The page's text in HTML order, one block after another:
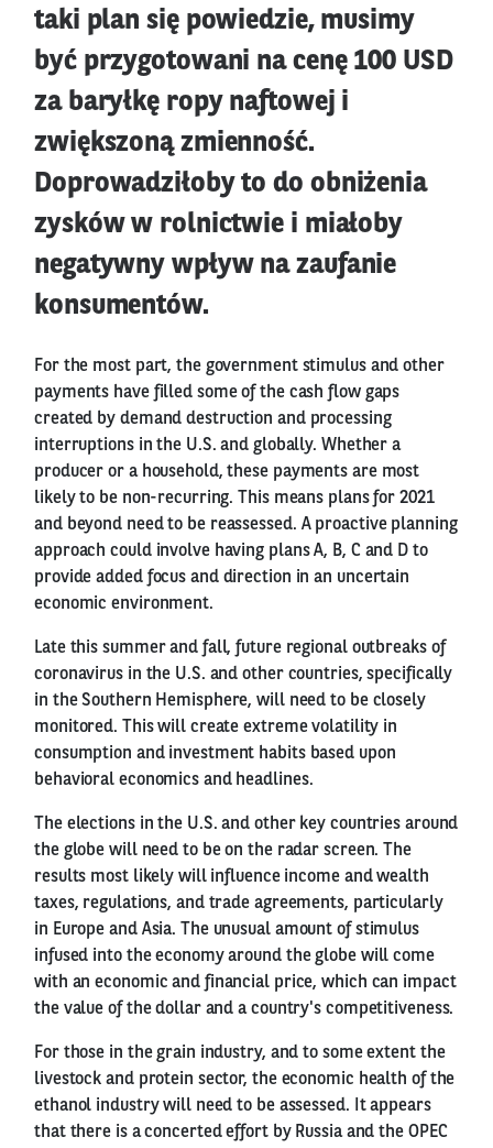
taki plan się powiedzie, musimy
być przygotowani na cenę 100 USD
za baryłkę ropy naftowej i
zwiększoną zmienność.
Doprowadziłoby to do obniżenia
zysków w rolnictwie i miałoby
negatywny wpływ na zaufanie
konsumentów.
For the most part, the government stimulus and other
payments have filled some of the cash flow gaps
created by demand destruction and processing
interruptions in the U.S. and globally. Whether a
producer or a household, these payments are most
likely to be non-recurring. This means plans for 2021
and beyond need to be reassessed. A proactive planning
approach could involve having plans A, B, C and D to
provide added focus and direction in an uncertain
economic environment.
Late this summer and fall, future regional outbreaks of
coronavirus in the U.S. and other countries, specifically
in the Southern Hemisphere, will need to be closely
monitored. This will create extreme volatility in
consumption and investment habits based upon
behavioral economics and headlines.
The elections in the U.S. and other key countries around
the globe will need to be on the radar screen. The
results most likely will influence income and wealth
taxes, regulations, and trade agreements, particularly
in Europe and Asia. The unusual amount of stimulus
infused into the economy around the globe will come
with an economic and financial price, which can impact
the value of the dollar and a country's competitiveness.
For those in the grain industry, and to some extent the
livestock and protein sector, the economic health of the
ethanol industry will need to be assessed. It appears
that there is a concerted effort by Russia and the OPEC